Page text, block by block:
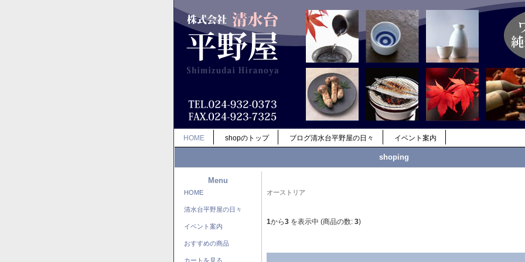
HOME shopのトップ ブログ清水台平野屋の日々 イベント案内
shoping
Menu
HOME
清水台平野屋の日々
イベント案内
おすすめの商品
カートを見る
オーストリア
1から3 を表示中 (商品の数: 3)